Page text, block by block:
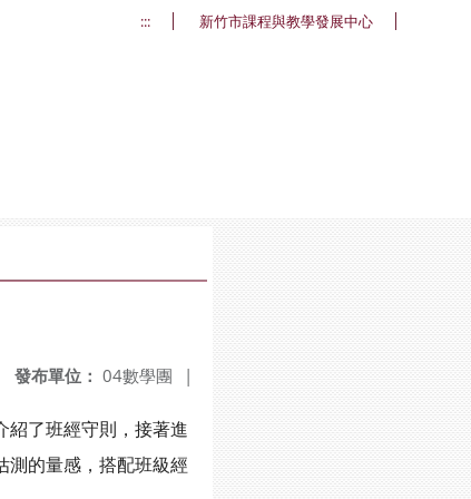
::: 新竹市課程與教學發展中心
發布單位： 04數學團 |
紹了班經守則，接著進
測的量感，搭配班級經